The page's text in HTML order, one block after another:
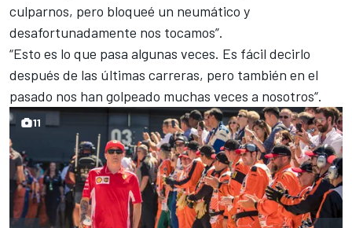
culparnos, pero bloqueé un neumático y
desafortunadamente nos tocamos”.
“Esto es lo que pasa algunas veces. Es fácil decirlo
después de las últimas carreras, pero también en el
pasado nos han golpeado muchas veces a nosotros“.
11